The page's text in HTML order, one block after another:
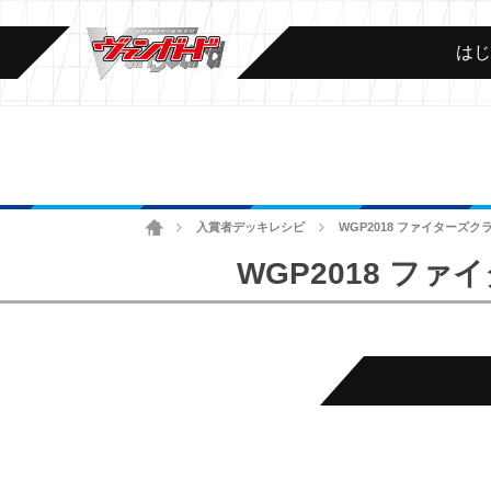
は
ホーム 入賞者デッキレシピ WGP2018 ファイターズク
WGP2018 ファ